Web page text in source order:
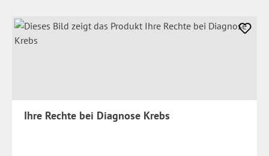
Ihre Rechte bei Diagnose Krebs